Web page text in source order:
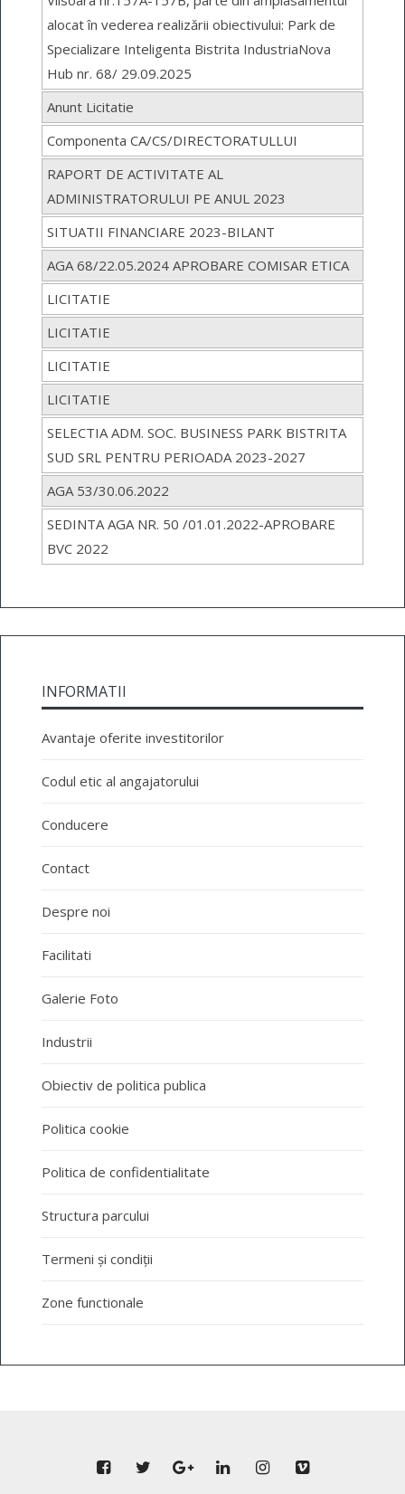
alocat în vederea realizării obiectivului: Park de
Specializare Inteligenta Bistrita IndustriaNova
Hub nr. 68/ 29.09.2025
Anunt Licitatie
Componenta CA/CS/DIRECTORATULLUI
RAPORT DE ACTIVITATE AL
ADMINISTRATORULUI PE ANUL 2023
SITUATII FINANCIARE 2023-BILANT
AGA 68/22.05.2024 APROBARE COMISAR ETICA
LICITATIE
LICITATIE
LICITATIE
LICITATIE
SELECTIA ADM. SOC. BUSINESS PARK BISTRITA
SUD SRL PENTRU PERIOADA 2023-2027
AGA 53/30.06.2022
SEDINTA AGA NR. 50 /01.01.2022-APROBARE
BVC 2022
INFORMATII
Avantaje oferite investitorilor
Codul etic al angajatorului
Conducere
Contact
Despre noi
Facilitati
Galerie Foto
Industrii
Obiectiv de politica publica
Politica cookie
Politica de confidentialitate
Structura parcului
Termeni și condiții
Zone functionale